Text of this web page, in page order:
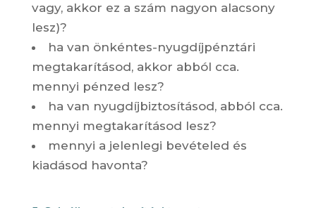
vagy, akkor ez a szám nagyon alacsony
lesz)?
ha van önkéntes-nyugdíjpénztári
megtakarításod, akkor abból cca.
mennyi pénzed lesz?
ha van nyugdíjbiztosításod, abból cca.
mennyi megtakarításod lesz?
mennyi a jelenlegi bevételed és
kiadásod havonta?